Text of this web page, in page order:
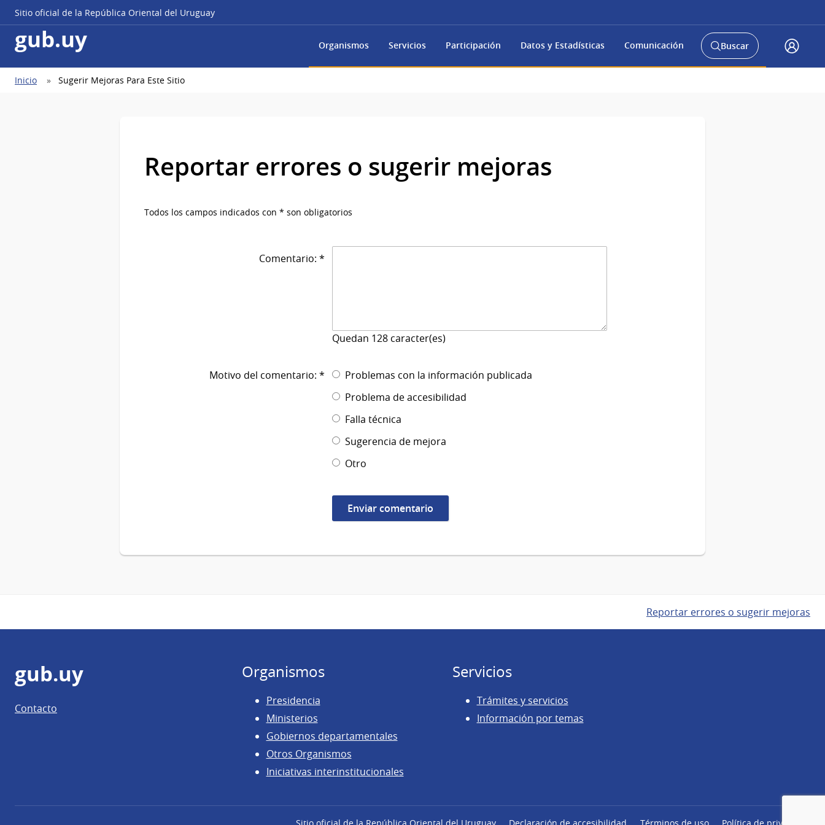
Sitio oficial de la República Oriental del Uruguay
gub.uy Organismos Servicios Participación Datos y Estadísticas Comunicación
Abrir
buscador
Buscar
a
Ruta
Inicio Sugerir Mejoras Para Este Sitio
Reportar errores o sugerir mejoras
Todos los campos indicados con * son obligatorios
Comentario: *
Quedan 128 caracter(es)
Motivo del comentario: *
Problemas con la información publicada
Problema de accesibilidad
Falla técnica
Sugerencia de mejora
Otro
Reportar errores o sugerir mejoras
Pie
de
página
gub.uy
Contacto
Organismos
Presidencia
Ministerios
Gobiernos departamentales
Otros Organismos
Iniciativas interinstitucionales
Servicios
Trámites y servicios
Información por temas